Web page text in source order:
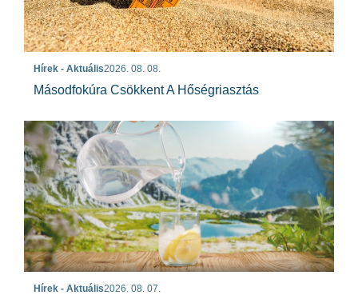
Hírek - Aktuális2026. 08. 08.
Másodfokúra Csökkent A Hőségriasztás
Hírek - Aktuális2026. 08. 07.